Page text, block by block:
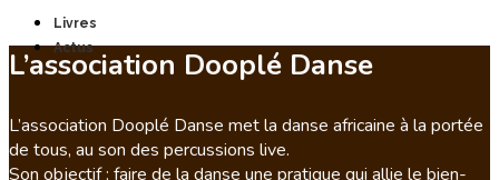
Livres
Actus
L’association Dooplé Danse
L’association Dooplé Danse met la danse africaine à la portée
de tous, au son des percussions live.
Son objectif : faire de la danse une pratique qui allie le bien-